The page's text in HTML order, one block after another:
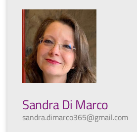
Sandra Di Marco
sandra.dimarco365@gmail.com